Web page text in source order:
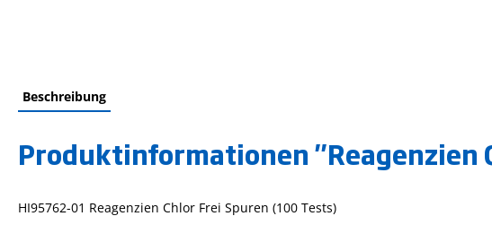
Beschreibung
Produktinformationen "Reagenzien
HI95762-01 Reagenzien Chlor Frei Spuren (100 Tests)